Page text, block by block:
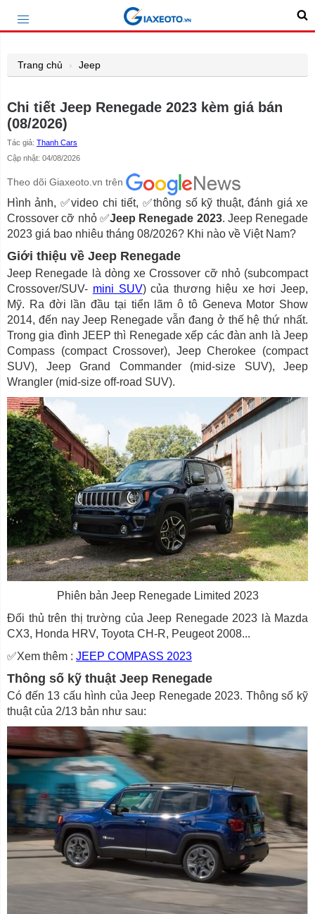
Trang chủ Jeep
Chi tiết Jeep Renegade 2023 kèm giá bán
(08/2026)
Tác giả: Thanh Cars
Cập nhật: 04/08/2026
Theo dõi Giaxeoto.vn trên
Hình ảnh, ✅video chi tiết, ✅thông số kỹ thuật, đánh giá xe
Crossover cỡ nhỏ ✅Jeep Renegade 2023. Jeep Renegade
2023 giá bao nhiêu tháng 08/2026? Khi nào về Việt Nam?
Giới thiệu về Jeep Renegade
Jeep Renegade là dòng xe Crossover cỡ nhỏ (subcompact
Crossover/SUV- mini SUV) của thương hiệu xe hơi Jeep,
Mỹ. Ra đời lần đầu tại tiển lãm ô tô Geneva Motor Show
2014, đến nay Jeep Renegade vẫn đang ở thế hệ thứ nhất.
Trong gia đình JEEP thì Renegade xếp các đàn anh là Jeep
Compass (compact Crossover), Jeep Cherokee (compact
SUV), Jeep Grand Commander (mid-size SUV), Jeep
Wrangler (mid-size off-road SUV).
Phiên bản Jeep Renegade Limited 2023
Đối thủ trên thị trường của Jeep Renegade 2023 là Mazda
CX3, Honda HRV, Toyota CH-R, Peugeot 2008...
✅Xem thêm : JEEP COMPASS 2023
Thông số kỹ thuật Jeep Renegade
Có đến 13 cấu hình của Jeep Renegade 2023. Thông số kỹ
thuật của 2/13 bản như sau: